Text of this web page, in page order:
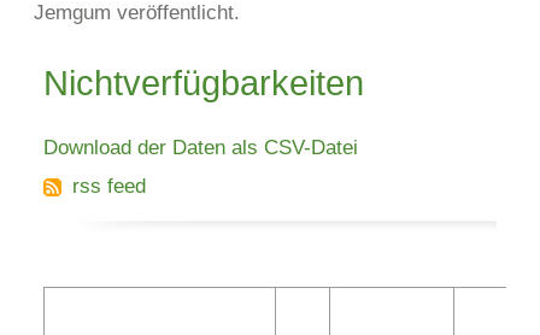
Jemgum veröffentlicht.